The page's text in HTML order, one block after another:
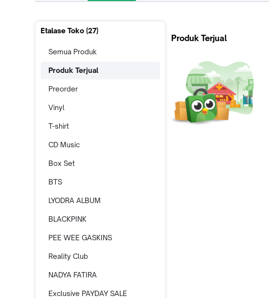
Etalase Toko (27)
Semua Produk
Produk Terjual
Preorder
Vinyl
T-shirt
CD Music
Box Set
BTS
LYODRA ALBUM
BLACKPINK
PEE WEE GASKINS
Reality Club
NADYA FATIRA
Exclusive PAYDAY SALE
Produk Terjual